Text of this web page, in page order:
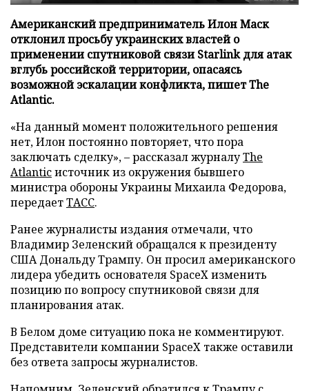
Американский предприниматель Илон Маск
отклонил просьбу украинских властей о
применении спутниковой связи Starlink для атак
вглубь российской территории, опасаясь
возможной эскалации конфликта, пишет The
Atlantic.
«На данный момент положительного решения
нет, Илон постоянно повторяет, что пора
заключать сделку», – рассказал журналуThe
Atlanticисточник из окружения бывшего
министра обороны Украины Михаила Федорова,
передаетТАСС.
Ранее журналисты издания отмечали, что
Владимир Зеленский обращался к президенту
США Дональду Трампу. Он просил американского
лидера убедить основателя SpaceX изменить
позицию по вопросу спутниковой связи для
планирования атак.
В Белом доме ситуацию пока не комментируют.
Представители компании SpaceX также оставили
без ответа запросы журналистов.